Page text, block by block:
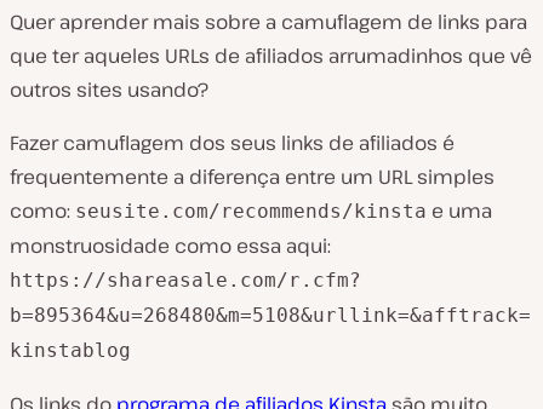
Quer aprender mais sobre a camuflagem de links para
que ter aqueles URLs de afiliados arrumadinhos que vê
outros sites usando?
Fazer camuflagem dos seus links de afiliados é
frequentemente a diferença entre um URL simples
como: seusite.com/recommends/kinsta e uma
monstruosidade como essa aqui:
https://shareasale.com/r.cfm?
b=895364&u=268480&m=5108&urllink=&afftrack=
kinstablog